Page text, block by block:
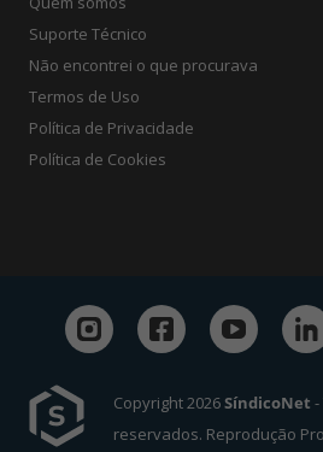
Suporte Técnico
Não encontrei o que procurava
Termos de Uso
Política de Privacidade
Política de Cookies
Copyright 2026SíndicoNet
reservados. Reprodução